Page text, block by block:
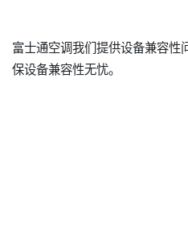
富士通空调我们提供设备兼容性
保设备兼容性无忧。